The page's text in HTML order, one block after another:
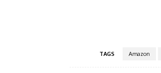
TAGS Amazon